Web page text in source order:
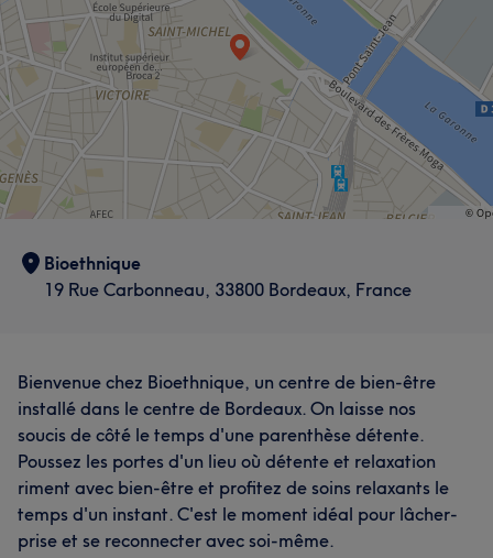
Bioethnique
19 Rue Carbonneau, 33800 Bordeaux, France
Bienvenue chez Bioethnique, un centre de bien-être
installé dans le centre de Bordeaux. On laisse nos
soucis de côté le temps d'une parenthèse détente.
Poussez les portes d'un lieu où détente et relaxation
riment avec bien-être et profitez de soins relaxants le
temps d'un instant. C'est le moment idéal pour lâcher-
prise et se reconnecter avec soi-même.